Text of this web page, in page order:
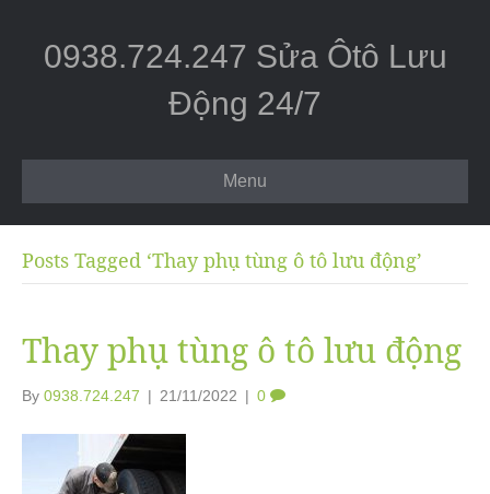
0938.724.247 Sửa Ôtô Lưu
Động 24/7
Menu
Posts Tagged ‘Thay phụ tùng ô tô lưu động’
Thay phụ tùng ô tô lưu động
By 0938.724.247 | 21/11/2022 | 0